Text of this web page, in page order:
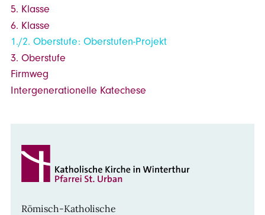
5. Klasse
6. Klasse
1./2. Oberstufe: Oberstufen-Projekt
3. Oberstufe
Firmweg
Intergenerationelle Katechese
Römisch-Katholische